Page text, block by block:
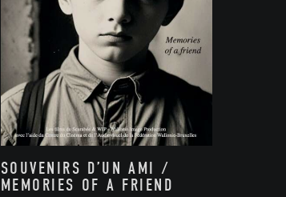
SOUVENIRS D’UN AMI /
MEMORIES OF A FRIEND